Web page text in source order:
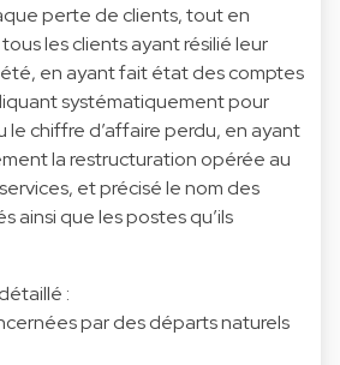
perte de clients, tout en
les clients ayant résilié leur
en ayant fait état des comptes
systématiquement pour
le chiffre d’affaire perdu, en ayant
la restructuration opérée au
et précisé le nom des
ainsi que les postes qu’ils
:
par des départs naturels